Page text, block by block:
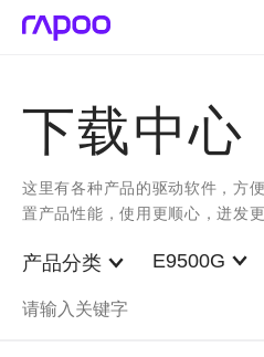
下载中心
这里有各种产品的驱动软件，方
置产品性能，使用更顺心，迸发更
产品分类 E9500G